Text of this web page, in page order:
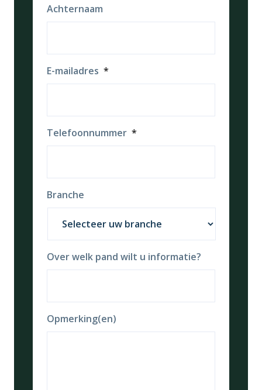
Achternaam
E-mailadres *
Telefoonnummer *
Branche
Over welk pand wilt u informatie?
Opmerking(en)